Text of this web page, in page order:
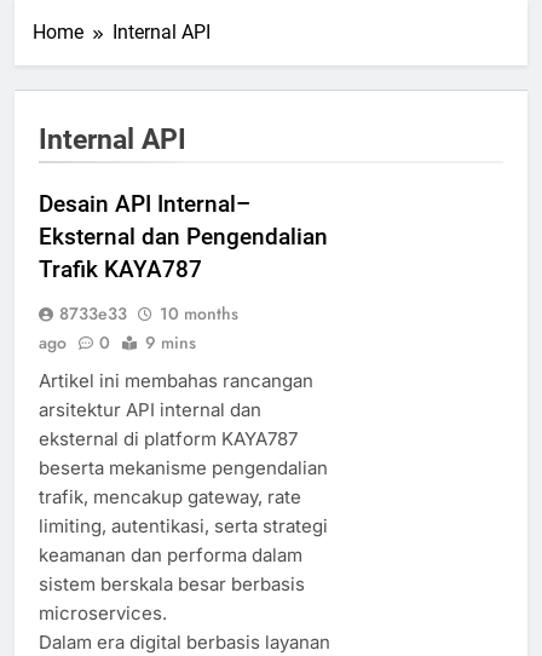
Home Internal API
Internal API
Desain API Internal–
Eksternal dan Pengendalian
Trafik KAYA787
8733e33
10 months
ago
0 9 mins
Artikel ini membahas rancangan
arsitektur API internal dan
eksternal di platform KAYA787
beserta mekanisme pengendalian
trafik, mencakup gateway, rate
limiting, autentikasi, serta strategi
keamanan dan performa dalam
sistem berskala besar berbasis
microservices.
Dalam era digital berbasis layanan